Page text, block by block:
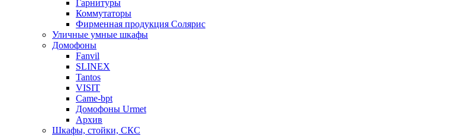
Гарнитуры
Коммутаторы
Фирменная продукция Солярис
Уличные умные шкафы
Домофоны
Fanvil
SLINEX
Tantos
VISIT
Came-bpt
Домофоны Urmet
Архив
Шкафы, стойки, СКС